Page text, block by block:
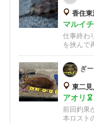
香住東
マルイ
仕事終わ
を挟んで
ぎ
東二見
アオリ
前回釣果
本ロスト